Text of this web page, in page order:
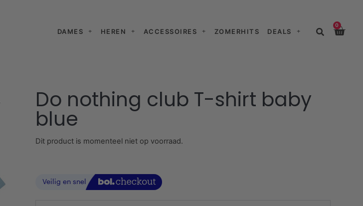
DAMES HEREN ACCESSOIRES ZOMERHITS DEALS
0
Do nothing club T-shirt baby
blue
Dit product is momenteel niet op voorraad.